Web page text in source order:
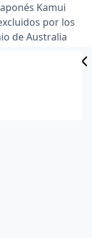
Kamui
por los
de Australia
con el
y